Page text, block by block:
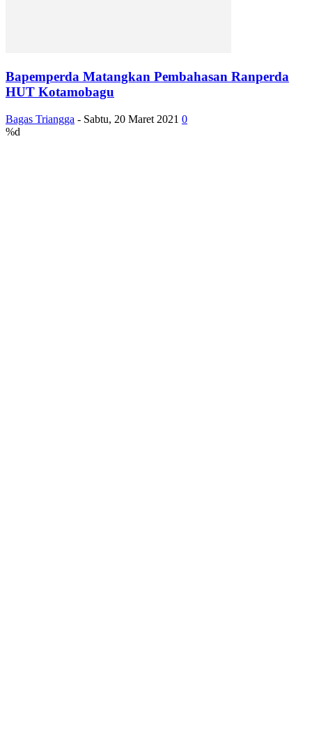
Bapemperda Matangkan Pembahasan Ranperda
HUT Kotamobagu
Bagas Triangga - Sabtu, 20 Maret 2021 0
%d